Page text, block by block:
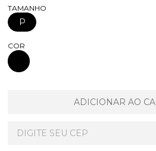
TAMANHO
P
COR
ADICIONAR AO